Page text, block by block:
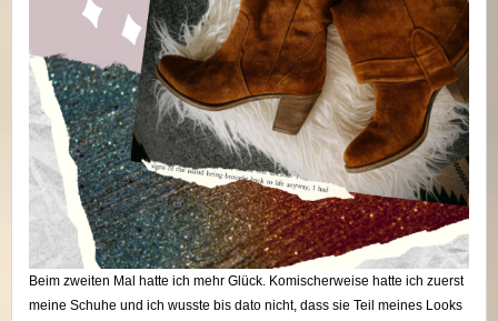
Beim zweiten Mal hatte ich mehr Glück. Komischerweise hatte ich zuerst
meine Schuhe und ich wusste bis dato nicht, dass sie Teil meines Looks